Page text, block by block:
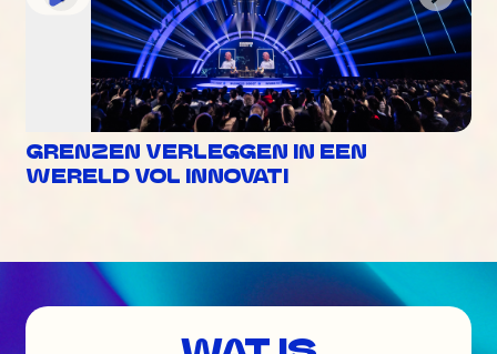
GRENZEN VERLEGGEN IN EEN
WERELD VOL INNOVATI